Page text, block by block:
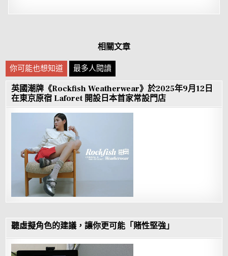
相關文章
你可能也想知道 最多人閱讀
英國潮牌《Rockfish Weatherwear》於2025年9月12日
在東京原宿 Laforet 開設日本首家常設門店
聽虛擬角色的建議，讓你更可能「賭性堅強」